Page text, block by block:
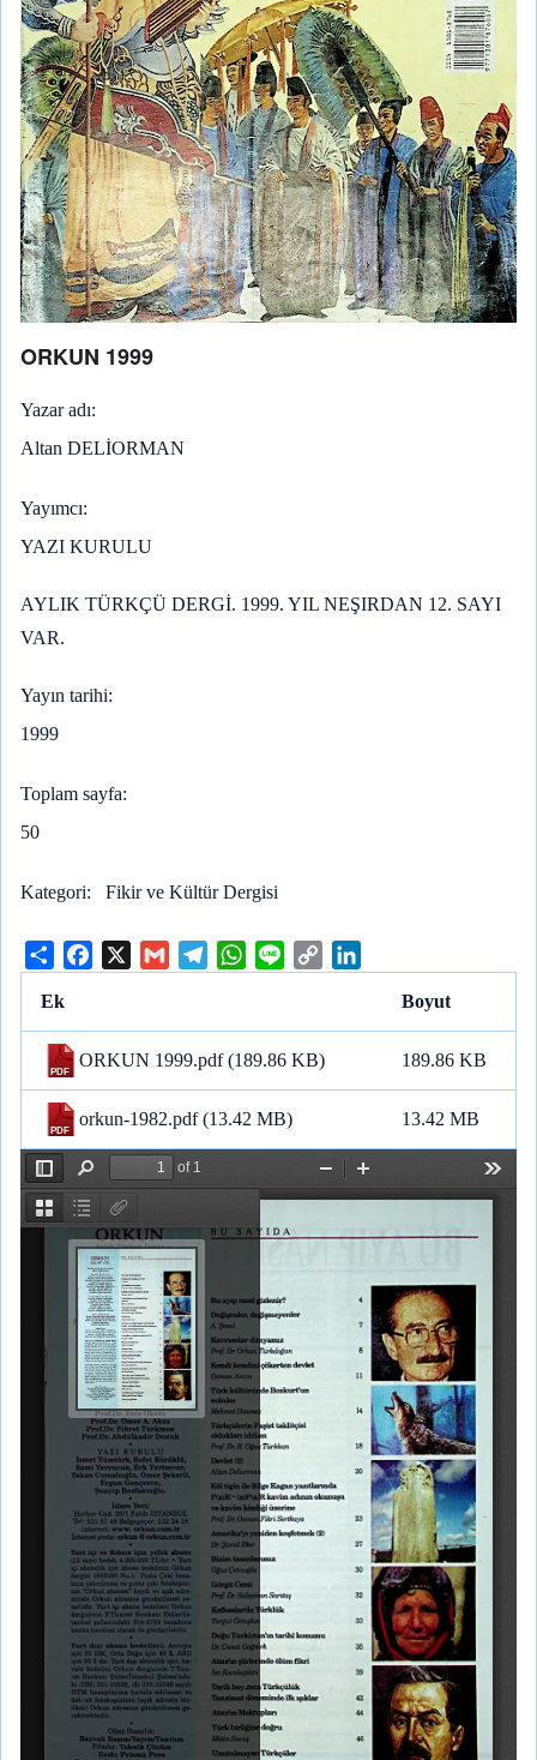
ORKUN 1999
Yazar adı
Altan DELİORMAN
Yayımcı
YAZI KURULU
AYLIK TÜRKÇÜ DERGİ. 1999. YIL NEŞIRDAN 12. SAYI
VAR.
Yayın tarihi
1999
Toplam sayfa
50
Kategori Fikir ve Kültür Dergisi
a
r
e
e
b
o
o
k
X
G
i
l
e
g
r
a
m
W
t
s
A
p
p
e
y
L
i
k
k
d
n
Ek Boyut
ORKUN 1999.pdf (189.86 KB) 189.86 KB
orkun-1982.pdf (13.42 MB) 13.42 MB